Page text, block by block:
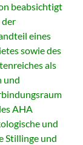
beabsichtigt
der
eines
sowie des
als
und
AHA
und
Stillinge und